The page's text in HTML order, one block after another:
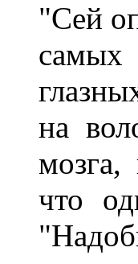
"Сей
на
мозга,
что